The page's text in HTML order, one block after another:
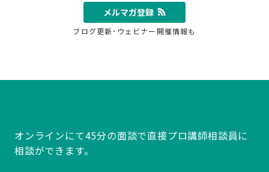
メルマガ登録
ブログ更新･ウェビナー開催情報も
オンラインにて45分の面談で直接プロ講師相談員に
相談ができます。